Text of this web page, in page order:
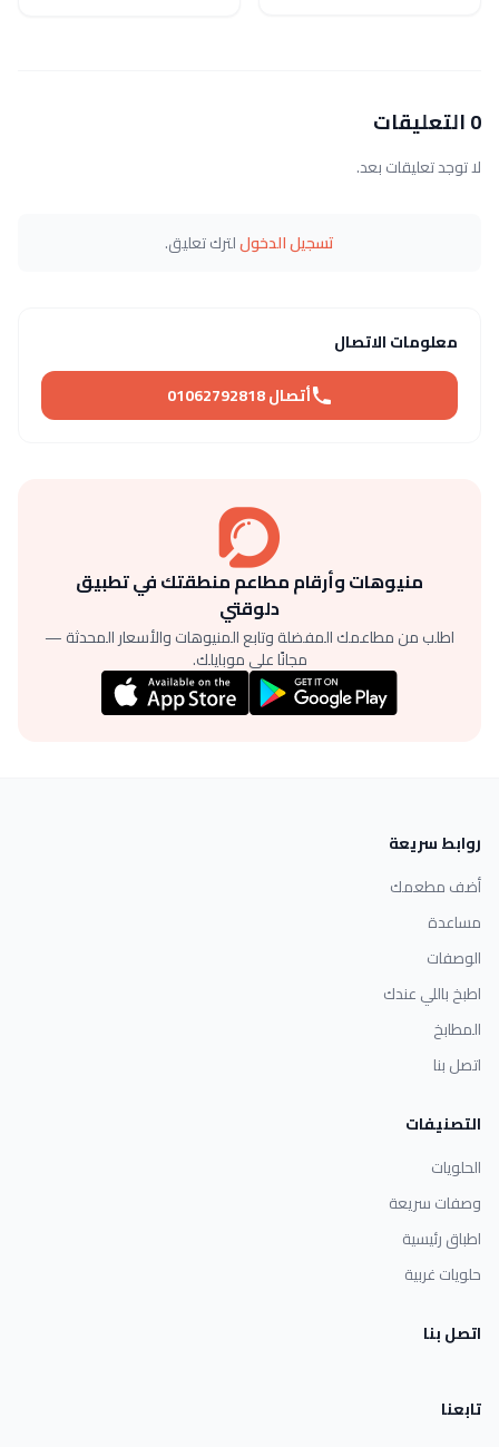
0 التعليقات
لا توجد تعليقات بعد.
تسجيل الدخوللترك تعليق.
معلومات الاتصال
أتصال 01062792818
منيوهات وأرقام مطاعم منطقتك في تطبيق
دلوقتي
اطلب من مطاعمك المفضلة وتابع المنيوهات والأسعار المحدثة —
مجانًا على موبايلك.
روابط سريعة
أضف مطعمك
مساعدة
الوصفات
اطبخ باللي عندك
المطابخ
اتصل بنا
التصنيفات
الحلويات
وصفات سريعة
اطباق رئيسية
حلويات غربية
اتصل بنا
تابعنا